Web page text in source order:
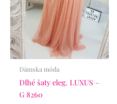
Dámska móda
Dlhé šaty eleg. LUXUS –
G 8260